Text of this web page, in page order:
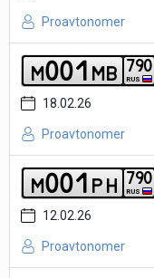
Proavtonomer
m001mb RUS
790
18.02.26
Proavtonomer
m001p h RUS
790
12.02.26
Proavtonomer